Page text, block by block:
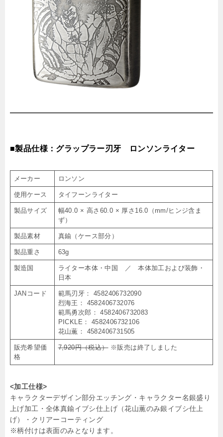
■製品仕様：グラップラー刃牙 ロンソンライター
メーカー ロンソン
使用ケース タイフーンライター
製品サイズ
幅40.0 × 高さ60.0 × 厚さ16.0（mm/ヒンジ含ま
ず）
製品素材 真鍮（ケース部分）
製品重さ 63g
製造国
ライター本体・中国 ／ 本体加工および装飾・
日本
JANコード
範馬刃牙： 4582406732090
烈海王： 4582406732076
範馬勇次郎： 4582406732083
PICKLE： 4582406732106
花山薫： 4582406731505
販売希望価
格
7,920円（税込）※販売は終了しました
<加工仕様>
キャラクターデザイン部分エッチング・キャラクター名銀盛り
上げ加工・全体真鍮イブシ仕上げ（花山薫のみ銀イブシ仕上
げ）・クリアーコーティング
※柄付けは表面のみとなります。